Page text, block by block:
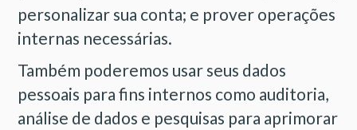
personalizar sua conta; e prover operações
internas necessárias.
Também poderemos usar seus dados
pessoais para fins internos como auditoria,
análise de dados e pesquisas para aprimorar